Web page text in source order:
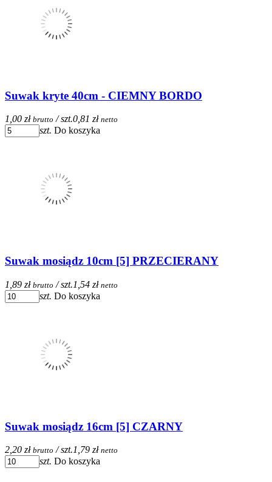
Suwak kryte 40cm - CIEMNY BORDO
1,00 zł brutto / szt.0,81 zł netto
szt. Do koszyka
Suwak mosiądz 10cm [5] PRZECIERANY
1,89 zł brutto / szt.1,54 zł netto
szt. Do koszyka
Suwak mosiądz 16cm [5] CZARNY
2,20 zł brutto / szt.1,79 zł netto
szt. Do koszyka